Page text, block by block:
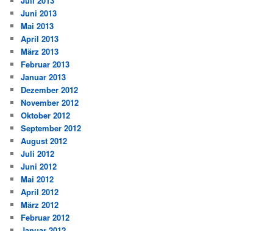
Juni 2013
Mai 2013
April 2013
März 2013
Februar 2013
Januar 2013
Dezember 2012
November 2012
Oktober 2012
September 2012
August 2012
Juli 2012
Juni 2012
Mai 2012
April 2012
März 2012
Februar 2012